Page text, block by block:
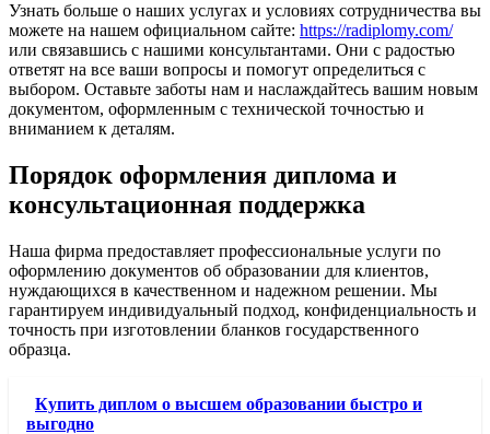
Узнать больше о наших услугах и условиях сотрудничества вы
можете на нашем официальном сайте: https://radiplomy.com/
или связавшись с нашими консультантами. Они с радостью
ответят на все ваши вопросы и помогут определиться с
выбором. Оставьте заботы нам и наслаждайтесь вашим новым
документом, оформленным с технической точностью и
вниманием к деталям.
Порядок оформления диплома и
консультационная поддержка
Наша фирма предоставляет профессиональные услуги по
оформлению документов об образовании для клиентов,
нуждающихся в качественном и надежном решении. Мы
гарантируем индивидуальный подход, конфиденциальность и
точность при изготовлении бланков государственного
образца.
Купить диплом о высшем образовании быстро и
выгодно